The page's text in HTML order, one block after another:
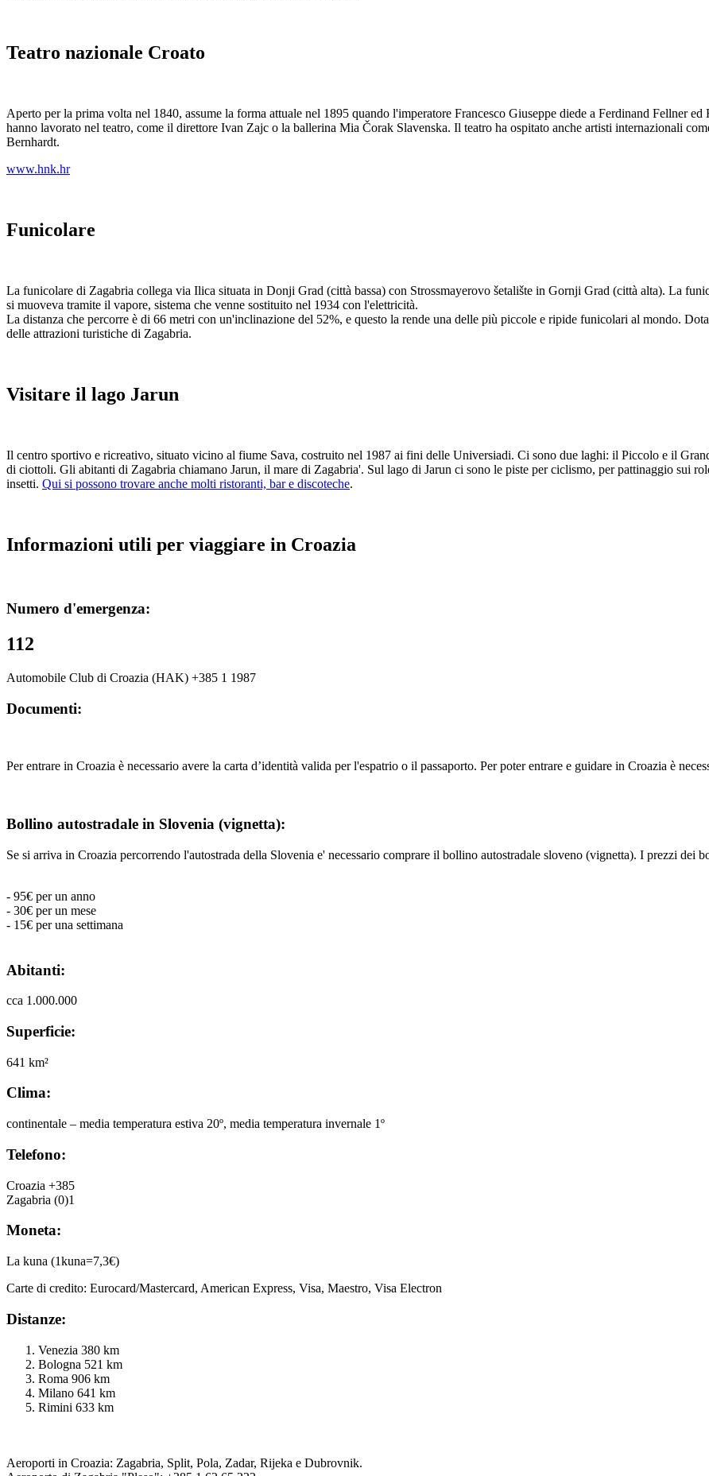
Teatro nazionale Croato
Aperto per la prima volta nel 1840, assume la forma attuale nel 1895 quando l'imperatore Francesco Giuseppe diede a Ferdinand Fellner
hanno lavorato nel teatro, come il direttore Ivan Zajc o la ballerina Mia Čorak Slavenska. Il teatro ha ospitato anche artisti internazionali
Bernhardt.
www.hnk.hr
Funicolare
La funicolare di Zagabria collega via Ilica situata in Donji Grad (città bassa) con Strossmayerovo šetalište in Gornji Grad (città alta). La
si muoveva tramite il vapore, sistema che venne sostituito nel 1934 con l'elettricità.
La distanza che percorre è di 66 metri con un'inclinazione del 52%, e questo la rende una delle più piccole e ripide funicolari al mondo.
delle attrazioni turistiche di Zagabria.
Visitare il lago Jarun
Il centro sportivo e ricreativo, situato vicino al fiume Sava, costruito nel 1987 ai fini delle Universiadi. Ci sono due laghi: il Piccolo e il
di ciottoli. Gli abitanti di Zagabria chiamano Jarun, il mare di Zagabria'. Sul lago di Jarun ci sono le piste per ciclismo, per pattinaggio sui
insetti. Qui si possono trovare anche molti ristoranti, bar e discoteche.
Informazioni utili per viaggiare in Croazia
Numero d'emergenza:
112
Automobile Club di Croazia (HAK) +385 1 1987
Documenti:
Per entrare in Croazia è necessario avere la carta d’identità valida per l'espatrio o il passaporto. Per poter entrare e guidare in Croazia è
Bollino autostradale in Slovenia (vignetta):
Se si arriva in Croazia percorrendo l'autostrada della Slovenia e' necessario comprare il bollino autostradale sloveno (vignetta). I prezzi dei
- 95€ per un anno
- 30€ per un mese
- 15€ per una settimana
Abitanti:
cca 1.000.000
Superficie:
641 km²
Clima:
continentale – media temperatura estiva 20º, media temperatura invernale 1º
Telefono:
Croazia +385
Zagabria (0)1
Moneta:
La kuna (1kuna=7,3€)
Carte di credito: Eurocard/Mastercard, American Express, Visa, Maestro, Visa Electron
Distanze:
Venezia 380 km
Bologna 521 km
Roma 906 km
Milano 641 km
Rimini 633 km
Aeroporti in Croazia: Zagabria, Split, Pola, Zadar, Rijeka e Dubrovnik.